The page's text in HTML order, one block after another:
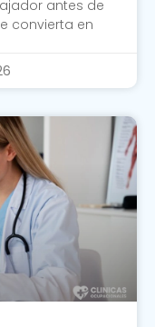
antes de
convierta en